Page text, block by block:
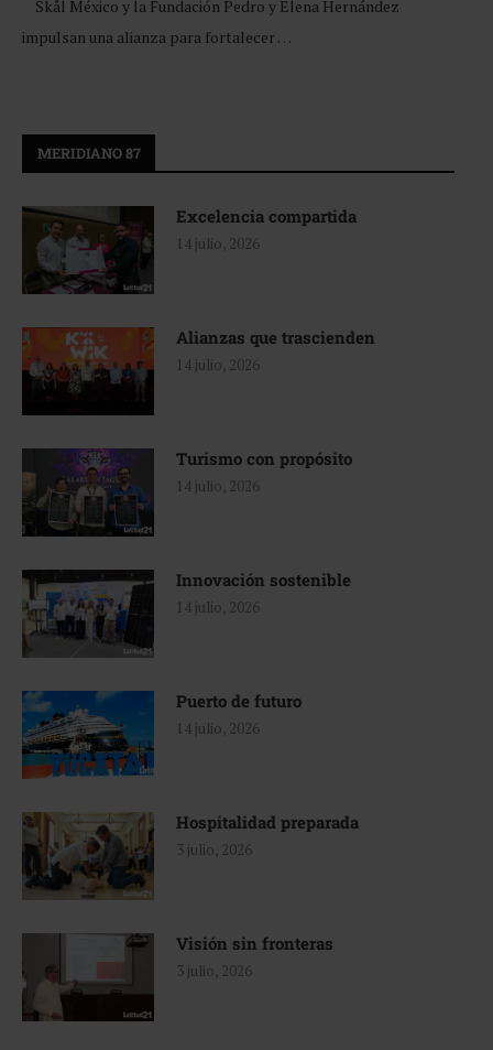
Skål México y la Fundación Pedro y Elena Hernández
impulsan una alianza para fortalecer …
MERIDIANO 87
Excelencia compartida
14 julio, 2026
Alianzas que trascienden
14 julio, 2026
Turismo con propósito
14 julio, 2026
Innovación sostenible
14 julio, 2026
Puerto de futuro
14 julio, 2026
Hospitalidad preparada
3 julio, 2026
Visión sin fronteras
3 julio, 2026